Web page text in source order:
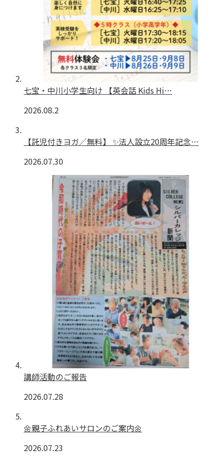
七宝・中川小学生向け 【英会話 Kids Hi…
2026.08.2
【託児付きヨガ／無料】 ✨法人設立20周年記念…
2026.07.30
講師活動のご報告
2026.07.28
🌼親子ふれあいサロンのご案内🌼
2026.07.23